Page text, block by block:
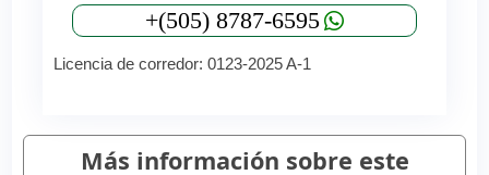
+(505) 8787-6595
Licencia de corredor: 0123-2025 A-1
Más información sobre este